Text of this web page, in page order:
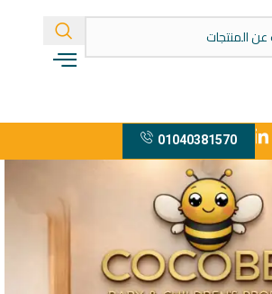
01040381570